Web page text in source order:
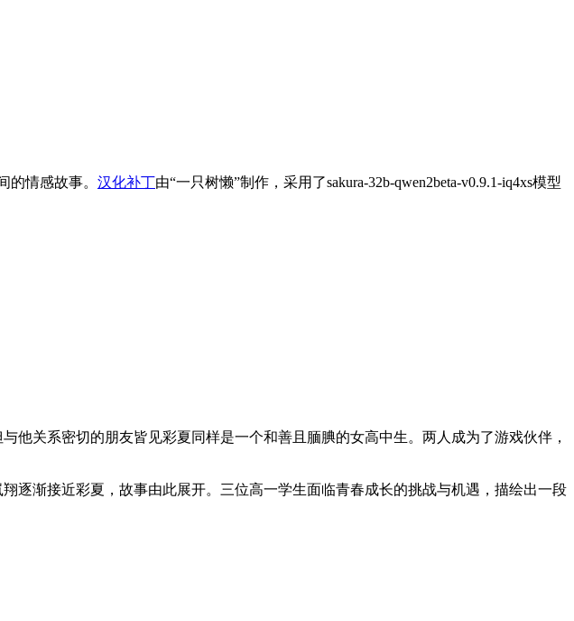
的情感故事。 汉化补丁由“一只树懒”制作，采用了sakura-32b-qwen2beta-v0.9.1-iq4xs模型
他关系密切的朋友皆见彩夏同样是一个和善且腼腆的女高中生。两人成为了游戏伙伴，
逐渐接近彩夏，故事由此展开。三位高一学生面临青春成长的挑战与机遇，描绘出一段